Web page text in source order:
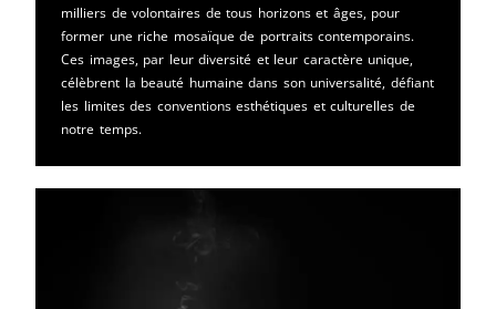
milliers de volontaires de tous horizons et âges, pour
former une riche mosaïque de portraits contemporains.
Ces images, par leur diversité et leur caractère unique,
célèbrent la beauté humaine dans son universalité, défiant
les limites des conventions esthétiques et culturelles de
notre temps.